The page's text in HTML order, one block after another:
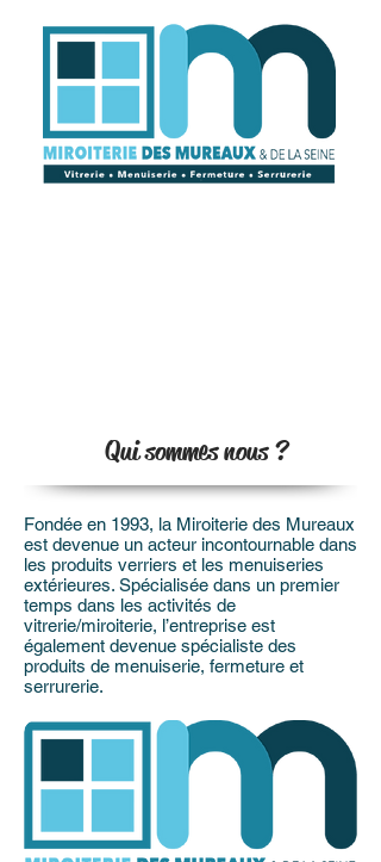
Qui sommes nous ?
Fondée en 1993, la Miroiterie des Mureaux
est devenue un acteur incontournable dans
les produits verriers et les menuiseries
extérieures. Spécialisée dans un premier
temps dans les activités de
vitrerie/miroiterie, l’entreprise est
également devenue spécialiste des
produits de menuiserie, fermeture et
serrurerie.